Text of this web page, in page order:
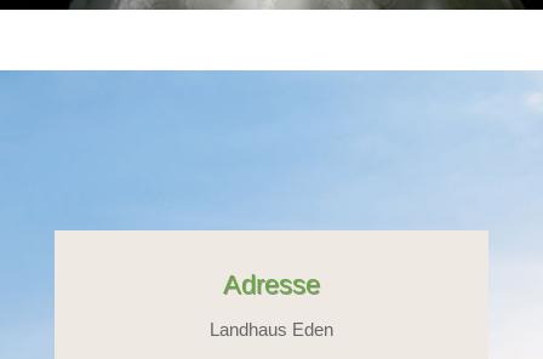
Adresse
Landhaus Eden